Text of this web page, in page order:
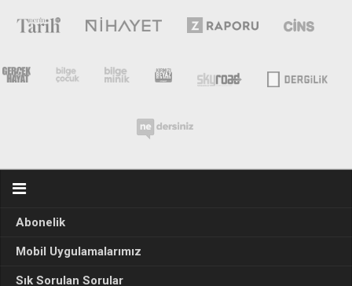
Abonelik
Mobil Uygulamalarımız
Sık Sorulan Sorular